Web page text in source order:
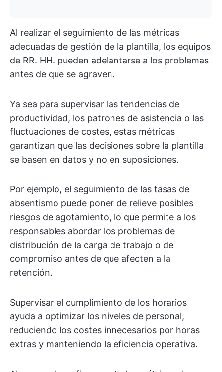
Al realizar el seguimiento de las métricas
adecuadas de gestión de la plantilla, los equipos
de RR. HH. pueden adelantarse a los problemas
antes de que se agraven.
Ya sea para supervisar las tendencias de
productividad, los patrones de asistencia o las
fluctuaciones de costes, estas métricas
garantizan que las decisiones sobre la plantilla
se basen en datos y no en suposiciones.
Por ejemplo, el seguimiento de las tasas de
absentismo puede poner de relieve posibles
riesgos de agotamiento, lo que permite a los
responsables abordar los problemas de
distribución de la carga de trabajo o de
compromiso antes de que afecten a la
retención.
Supervisar el cumplimiento de los horarios
ayuda a optimizar los niveles de personal,
reduciendo los costes innecesarios por horas
extras y manteniendo la eficiencia operativa.